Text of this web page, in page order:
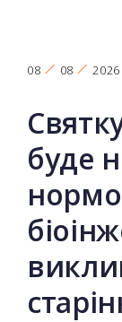
08 08 2026
буде